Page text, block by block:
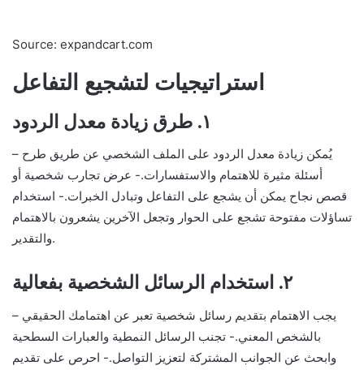
Source: expandcart.com
استراتيجيات لتشجيع التفاعل
١. طرق زيادة معدل الردود
– يُمكن زيادة معدل الردود على الملف الشخصي عن طريق طرح
أسئلة مثيرة للاهتمام والاستفسارات.- عرض تجارب شخصية أو
قصص نجاح يمكن أن يشجع على التفاعل وتبادل الخبرات.- استخدام
تساؤلات مفتوحة تشجع على الحوار وتجعل الآخرين يشعرون بالاهتمام
والتقدير.
٢. استخدام الرسائل الشخصية بفعالية
– يجب الاهتمام بتقديم رسائل شخصية تعبر عن اهتمامك الحقيقي
بالشخص المعني.- تجنب الرسائل النمطية والعبارات السطحية
وابحث عن الجوانب المشتركة لتعزيز التواصل.- احرص على تقديم